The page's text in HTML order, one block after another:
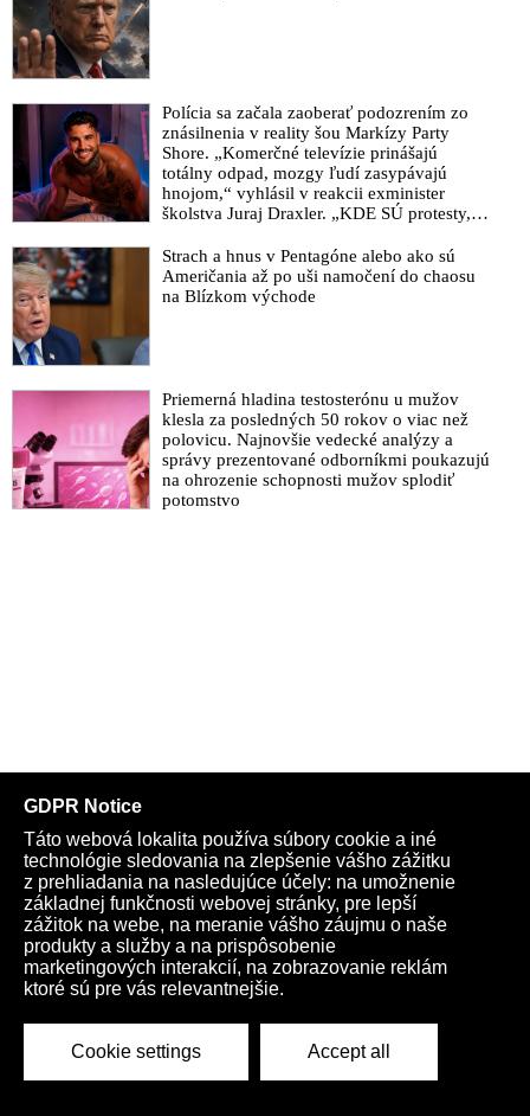
Polícia sa začala zaoberať podozrením zo
znásilnenia v reality šou Markízy Party
Shore. „Komerčné televízie prinášajú
totálny odpad, mozgy ľudí zasypávajú
hnojom,“ vyhlásil v reakcii exminister
školstva Juraj Draxler. „KDE SÚ protesty,
pracovníkov?“ spýtal sa
Strach a hnus v Pentagóne alebo ako sú
Američania až po uši namočení do chaosu
na Blízkom východe
Priemerná hladina testosterónu u mužov
klesla za posledných 50 rokov o viac než
polovicu. Najnovšie vedecké analýzy a
správy prezentované odborníkmi poukazujú
na ohrozenie schopnosti mužov splodiť
potomstvo